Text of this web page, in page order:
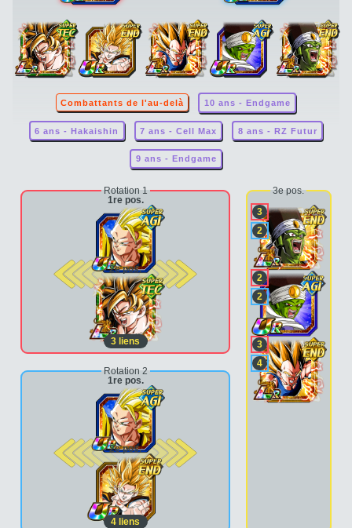
Combattants de l'au-delà 10 ans - Endgame
6 ans - Hakaishin 7 ans - Cell Max 8 ans - RZ Futur
9 ans - Endgame
Rotation 1
1re pos.
2e pos.
3 liens
Rotation 2
1re pos.
2e pos.
4 liens
3e pos.
3
2
2
2
3
4